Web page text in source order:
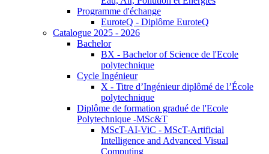
Programme d'échange
EuroteQ - Diplôme EuroteQ
Catalogue 2025 - 2026
Bachelor
BX - Bachelor of Science de l'Ecole
polytechnique
Cycle Ingénieur
X - Titre d’Ingénieur diplômé de l’École
polytechnique
Diplôme de formation gradué de l'Ecole
Polytechnique -MSc&T
MScT-AI-ViC - MScT-Artificial
Intelligence and Advanced Visual
Computing